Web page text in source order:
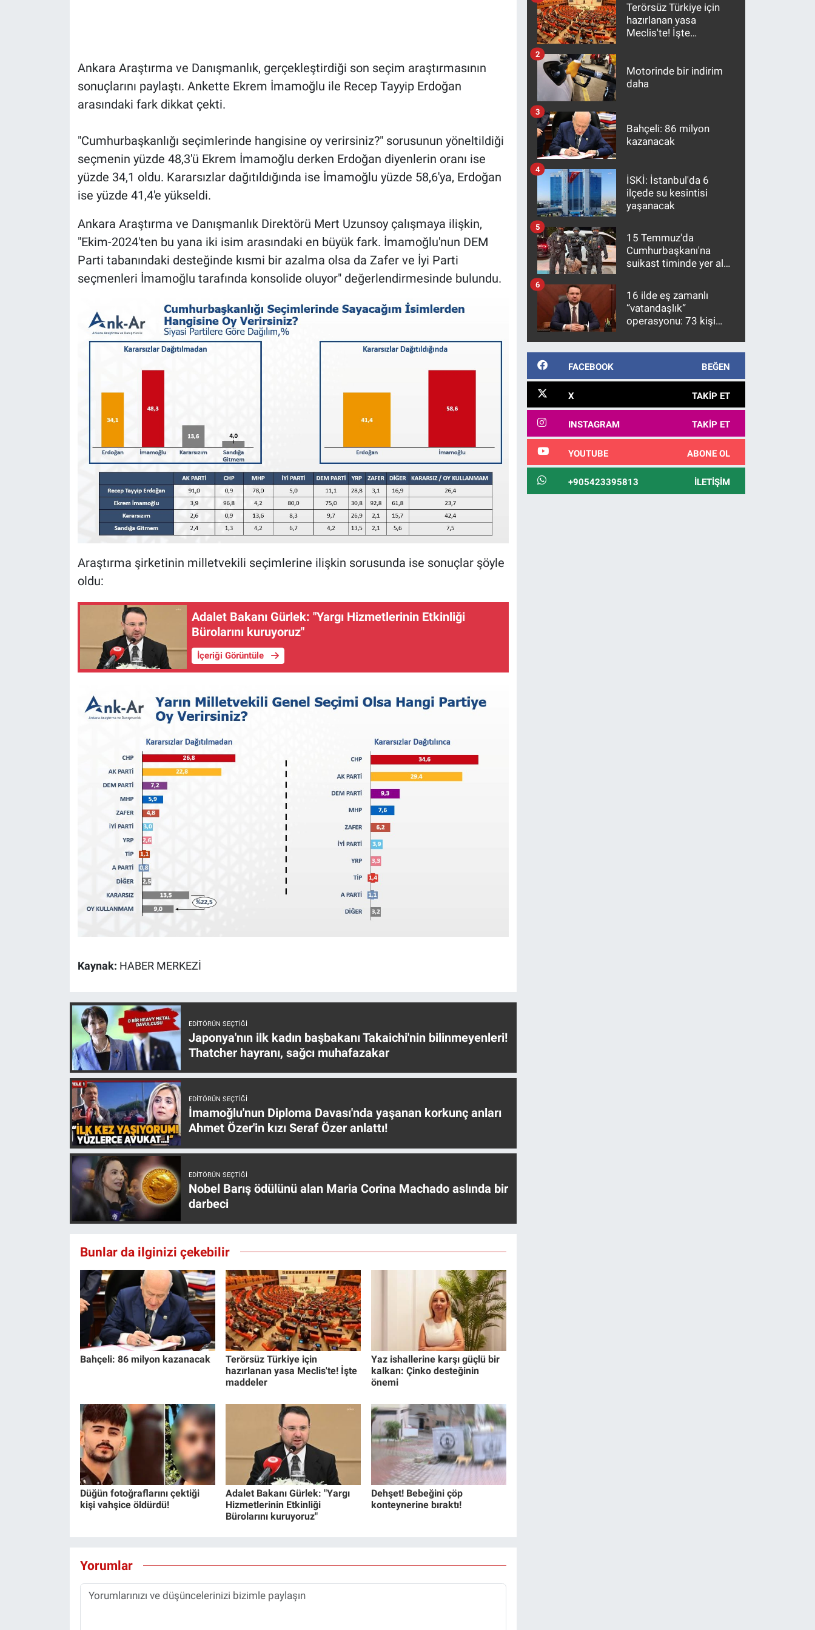
Ankara Araştırma ve Danışmanlık, gerçekleştirdiği son seçim araştırmasının
sonuçlarını paylaştı. Ankette Ekrem İmamoğlu ile Recep Tayyip Erdoğan
arasındaki fark dikkat çekti.
"Cumhurbaşkanlığı seçimlerinde hangisine oy verirsiniz?" sorusunun yöneltildiği
seçmenin yüzde 48,3'ü Ekrem İmamoğlu derken Erdoğan diyenlerin oranı ise
yüzde 34,1 oldu. Kararsızlar dağıtıldığında ise İmamoğlu yüzde 58,6'ya, Erdoğan
ise yüzde 41,4'e yükseldi.
Ankara Araştırma ve Danışmanlık Direktörü Mert Uzunsoy çalışmaya ilişkin,
"Ekim-2024'ten bu yana iki isim arasındaki en büyük fark. İmamoğlu'nun DEM
Parti tabanındaki desteğinde kısmi bir azalma olsa da Zafer ve İyi Parti
seçmenleri İmamoğlu tarafında konsolide oluyor" değerlendirmesinde bulundu.
Araştırma şirketinin milletvekili seçimlerine ilişkin sorusunda ise sonuçlar şöyle
oldu:
Adalet Bakanı Gürlek: "Yargı Hizmetlerinin Etkinliği
Bürolarını kuruyoruz"
İçeriği Görüntüle
Kaynak: HABER MERKEZİ
EDITÖRÜN SEÇTIĞI
Japonya'nın ilk kadın başbakanı Takaichi'nin bilinmeyenleri!
Thatcher hayranı, sağcı muhafazakar
EDITÖRÜN SEÇTIĞI
İmamoğlu'nun Diploma Davası'nda yaşanan korkunç anları
Ahmet Özer'in kızı Seraf Özer anlattı!
EDITÖRÜN SEÇTIĞI
Nobel Barış ödülünü alan Maria Corina Machado aslında bir
darbeci
Bunlar da ilginizi çekebilir
Bahçeli: 86 milyon kazanacak
Terörsüz Türkiye için
hazırlanan yasa Meclis'te! İşte
maddeler
Yaz ishallerine karşı güçlü bir
kalkan: Çinko desteğinin
önemi
Düğün fotoğraflarını çektiği
kişi vahşice öldürdü!
Adalet Bakanı Gürlek: "Yargı
Hizmetlerinin Etkinliği
Bürolarını kuruyoruz"
Dehşet! Bebeğini çöp
konteynerine bıraktı!
Yorumlar
Terörsüz Türkiye için
hazırlanan yasa
Meclis'te! İşte
Motorinde bir indirim
daha
2
Bahçeli: 86 milyon
kazanacak
3
İSKİ: İstanbul'da 6
ilçede su kesintisi
yaşanacak
4
15 Temmuz'da
Cumhurbaşkanı'na
suikast timinde yer alan
10 yıl sonra yakalandı
5
16 ilde eş zamanlı
“vatandaşlık”
operasyonu: 73 kişi
6
FACEBOOK BEĞEN
X TAKIP ET
INSTAGRAM TAKIP ET
YOUTUBE ABONE OL
+905423395813 İLETIŞIM
Koronavirüs
Ne demişti
Türkiye'nin Geleceği
Türkiye'nin Gündemi
Yerel Gündem
Canlı Yayın